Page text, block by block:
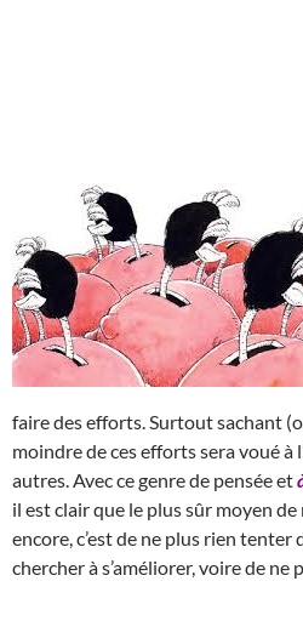
faire des efforts. Surtout sachant
moindre de ces efforts sera voué à
autres. Avec ce genre de pensée et
il est clair que le plus sûr moyen
encore, c’est de ne plus rien
chercher à s’améliorer, voire de ne